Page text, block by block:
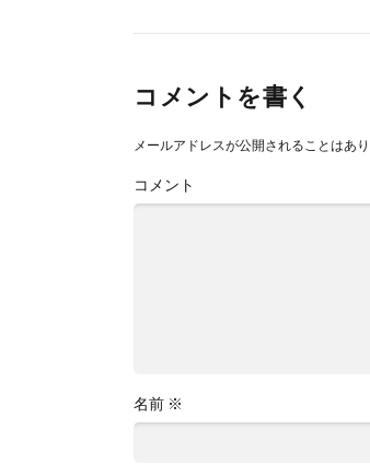
コメントを書く
メールアドレスが公開されることはあり
コメント
名前 ※